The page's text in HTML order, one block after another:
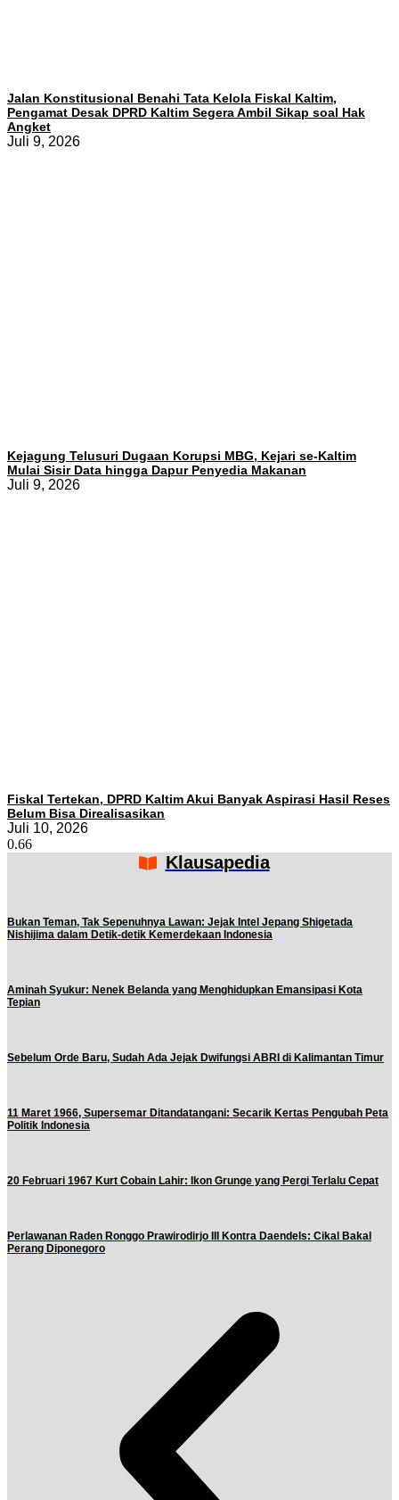
Jalan Konstitusional Benahi Tata Kelola Fiskal Kaltim,
Pengamat Desak DPRD Kaltim Segera Ambil Sikap soal Hak
Angket
Juli 9, 2026
Kejagung Telusuri Dugaan Korupsi MBG, Kejari se-Kaltim
Mulai Sisir Data hingga Dapur Penyedia Makanan
Juli 9, 2026
Fiskal Tertekan, DPRD Kaltim Akui Banyak Aspirasi Hasil Reses
Belum Bisa Direalisasikan
Juli 10, 2026
Klausapedia
Bukan Teman, Tak Sepenuhnya Lawan: Jejak Intel Jepang Shigetada
Nishijima dalam Detik-detik Kemerdekaan Indonesia
Aminah Syukur: Nenek Belanda yang Menghidupkan Emansipasi Kota
Tepian
Sebelum Orde Baru, Sudah Ada Jejak Dwifungsi ABRI di Kalimantan Timur
11 Maret 1966, Supersemar Ditandatangani: Secarik Kertas Pengubah Peta
Politik Indonesia
20 Februari 1967 Kurt Cobain Lahir: Ikon Grunge yang Pergi Terlalu Cepat
Perlawanan Raden Ronggo Prawirodirjo III Kontra Daendels: Cikal Bakal
Perang Diponegoro